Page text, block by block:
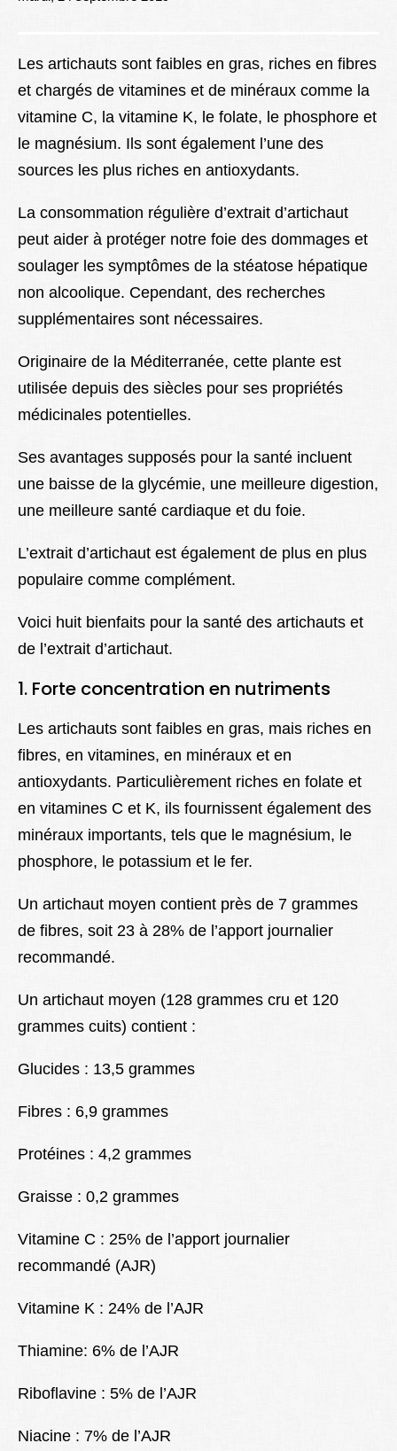
Better Health
Les artichauts sont faibles en gras, riches en fibres
et chargés de vitamines et de minéraux comme la
vitamine C, la vitamine K, le folate, le phosphore et
le magnésium. Ils sont également l’une des
sources les plus riches en antioxydants.
La consommation régulière d’extrait d’artichaut
peut aider à protéger notre foie des dommages et
soulager les symptômes de la stéatose hépatique
non alcoolique. Cependant, des recherches
supplémentaires sont nécessaires.
Originaire de la Méditerranée, cette plante est
utilisée depuis des siècles pour ses propriétés
médicinales potentielles.
Ses avantages supposés pour la santé incluent
une baisse de la glycémie, une meilleure digestion,
une meilleure santé cardiaque et du foie.
L’extrait d’artichaut est également de plus en plus
populaire comme complément.
Voici huit bienfaits pour la santé des artichauts et
de l’extrait d’artichaut.
1. Forte concentration en nutriments
Les artichauts sont faibles en gras, mais riches en
fibres, en vitamines, en minéraux et en
antioxydants. Particulièrement riches en folate et
en vitamines C et K, ils fournissent également des
minéraux importants, tels que le magnésium, le
phosphore, le potassium et le fer.
Un artichaut moyen contient près de 7 grammes
de fibres, soit 23 à 28% de l’apport journalier
recommandé.
Un artichaut moyen (128 grammes cru et 120
grammes cuits) contient :
Glucides : 13,5 grammes
Fibres : 6,9 ​​grammes
Protéines : 4,2 grammes
Graisse : 0,2 grammes
Vitamine C : 25% de l’apport journalier
recommandé (AJR)
Vitamine K : 24% de l’AJR
Thiamine: 6% de l’AJR
Riboflavine : 5% de l’AJR
Niacine : 7% de l’AJR